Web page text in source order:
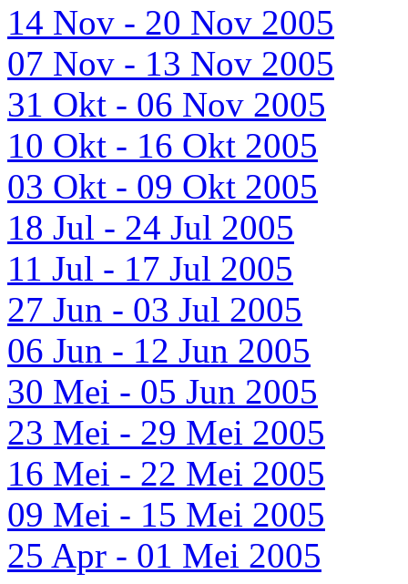
14 Nov - 20 Nov 2005
07 Nov - 13 Nov 2005
31 Okt - 06 Nov 2005
10 Okt - 16 Okt 2005
03 Okt - 09 Okt 2005
18 Jul - 24 Jul 2005
11 Jul - 17 Jul 2005
27 Jun - 03 Jul 2005
06 Jun - 12 Jun 2005
30 Mei - 05 Jun 2005
23 Mei - 29 Mei 2005
16 Mei - 22 Mei 2005
09 Mei - 15 Mei 2005
25 Apr - 01 Mei 2005